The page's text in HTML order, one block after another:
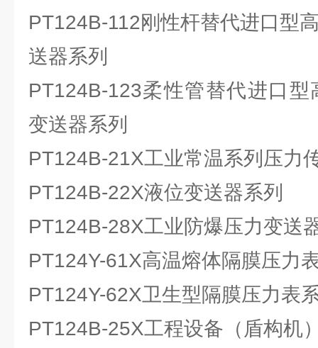
PT124B-112刚性杆替代进口型
送器系列
PT124B-123柔性管替代进口
变送器系列
PT124B-21X工业常温系列压力
PT124B-22X液位变送器系列
PT124B-28X工业防爆压力变送
PT124Y-61X高温熔体隔膜压力
PT124Y-62X卫生型隔膜压力表
PT124B-25X工程设备（盾构机